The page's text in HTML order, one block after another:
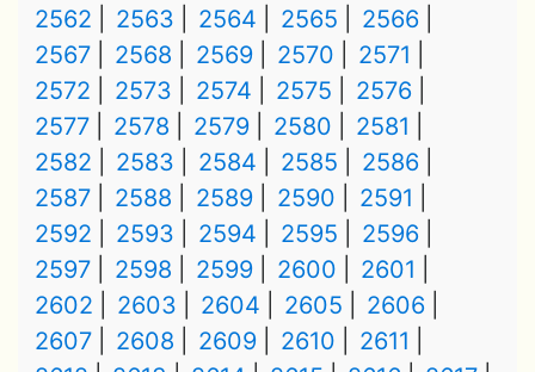
2562
2563 2564 2565
2566
2567
2568 2569 2570
2571
2572
2573 2574 2575
2576
2577
2578 2579 2580
2581
2582
2583 2584 2585
2586
2587
2588 2589 2590
2591
2592
2593 2594 2595
2596
2597
2598 2599 2600
2601
2602
2603 2604 2605
2606
2607
2608 2609 2610
2611